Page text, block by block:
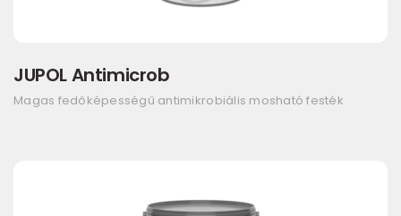
JUPOL Antimicrob
Magas fedőképességű antimikrobiális mosható festék